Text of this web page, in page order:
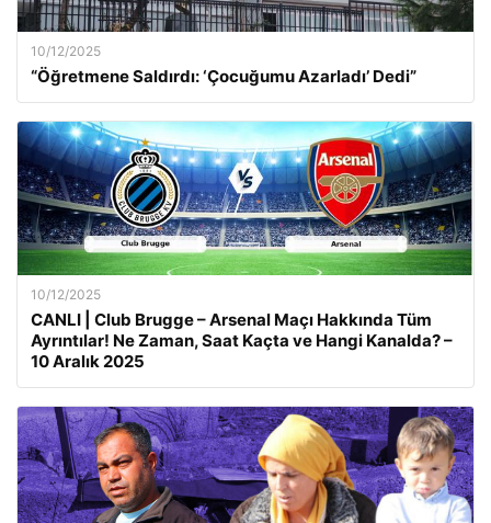
10/12/2025
“Öğretmene Saldırdı: ‘Çocuğumu Azarladı’ Dedi”
10/12/2025
CANLI | Club Brugge – Arsenal Maçı Hakkında Tüm
Ayrıntılar! Ne Zaman, Saat Kaçta ve Hangi Kanalda? –
10 Aralık 2025